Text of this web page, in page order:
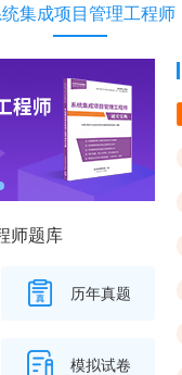
统集成项目管理工程师
师题库
历年真题
模拟试卷